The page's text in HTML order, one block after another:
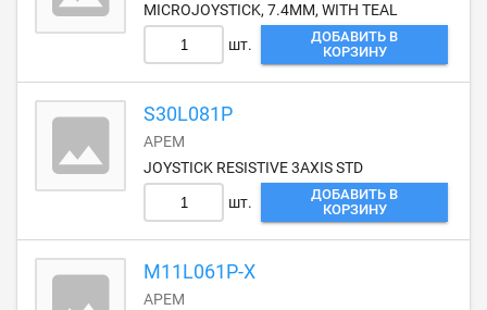
MICROJOYSTICK, 7.4MM, WITH TEAL
шт.
ДОБАВИТЬ В
КОРЗИНУ
S30L081P
APEM
JOYSTICK RESISTIVE 3AXIS STD
шт.
ДОБАВИТЬ В
КОРЗИНУ
M11L061P-X
APEM